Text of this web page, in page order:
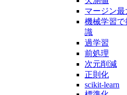
マージン最
機械学習
識
過学習
前処理
次元削減
正則化
scikit-learn